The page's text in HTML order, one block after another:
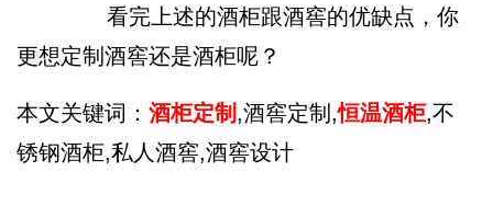
看完上述的酒柜跟酒窖的优缺点，你
更想定制酒窖还是酒柜呢？
本文关键词：酒柜定制 ,酒窖定制,恒温酒柜,不
锈钢酒柜,私人酒窖,酒窖设计